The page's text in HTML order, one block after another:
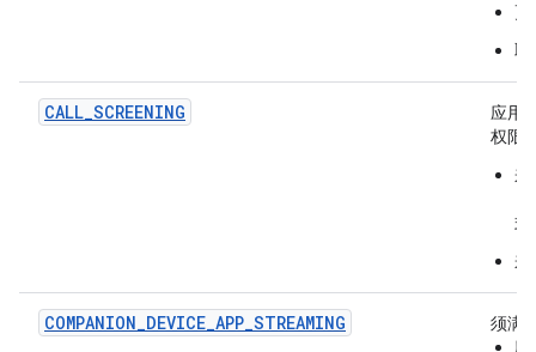
更
取
CALL_SCREENING
应用
权限
来
式
来
COMPANION_DEVICE_APP_STREAMING
须满
应